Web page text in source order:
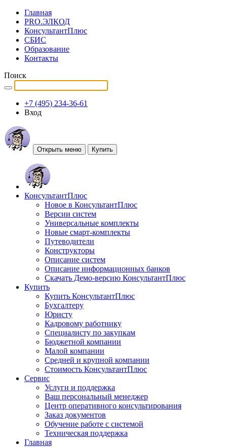
Главная
PRO.ЭЛКОД
КонсультантПлюс
СБИС
Образование
Контакты
Поиск
+7 (495) 234-36-61
Вход
Открыть меню Купить
КонсультантПлюс
Новое в КонсультантПлюс
Версии систем
Универсальные комплекты
Новые смарт-комплекты
Путеводители
Конструкторы
Описание систем
Описание информационных банков
Скачать Демо-версию КонсультантПлюс
Купить
Купить КонсультантПлюс
Бухгалтеру
Юристу
Кадровому работнику
Специалисту по закупкам
Бюджетной компании
Малой компании
Средней и крупной компании
Стоимость КонсультантПлюс
Сервис
Услуги и поддержка
Ваш персональный менеджер
Центр оперативного консультирования
Заказ документов
Обучение работе с системой
Техническая поддержка
Главная